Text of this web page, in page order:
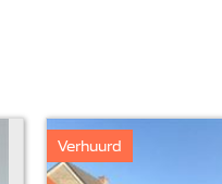
Verhuurd